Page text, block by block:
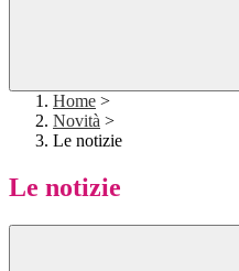
Home >
Novità >
Le notizie
Le notizie